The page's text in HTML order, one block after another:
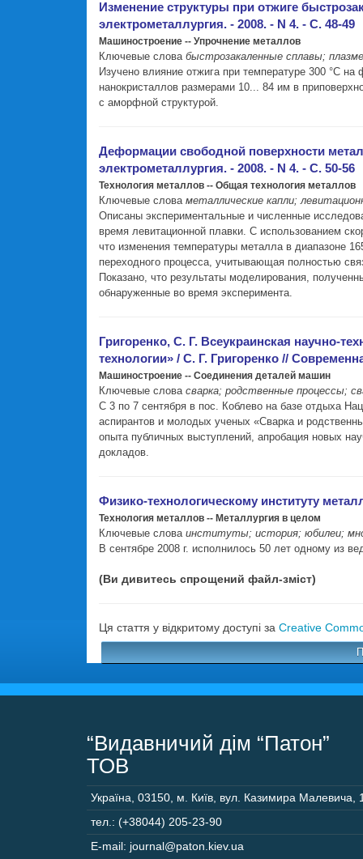
Изменение структуры при отжиге
электрометаллургия. - 2008. - N 4. - С. 48-49
Машиностроение -- Упрочнение металлов
Ключевые словабыстрозакаленные сплавы;
Изучено влияние отжига при температуре 300 °С
нанокристаллов размерами 10... 84 им в
с аморфной структурой.
Деформации свободной поверхности
электрометаллургия. - 2008. - N 4. - С. 50-56
Технология металлов -- Общая технология металлов
Ключевые словаметаллические капли;
Описаны экспериментальные и численные
время левитационной плавки. С использованием
что изменения температуры металла в диапазоне
переходного процесса, учитывающая полностью
Показано, что результаты моделирования,
обнаруженные во время эксперимента.
Григоренко, С. Г. Всеукраинская научно-
технологии» / С. Г. Григоренко //
Машиностроение -- Соединения деталей машин
Ключевые словасварка; родственные процессы;
С 3 по 7 сентября в пос. Коблево на базе отдыха
аспирантов и молодых ученых «Сварка и
опыта публичных выступлений, апробация новых
докладов.
Физико-технологическому институту
Технология металлов -- Металлургия в целом
Ключевые словаинституты; история; юбилеи;
В сентябре 2008 г. исполнилось 50 лет одному из
(Ви дивитесь спрощений файл-зміст)
Ця стаття у відкритому доступі за Creative
“Видавничий дім “Патон”
ТОВ
Україна 03150 м. Київ, вул. Казимира Малевича,
тел.: (+38044) 205-23-90
E-mail: journal@paton.kiev.ua